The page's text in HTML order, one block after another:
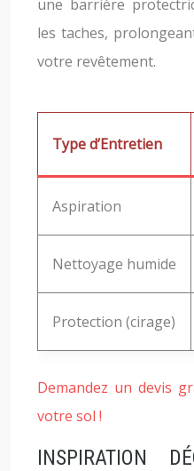
une barrière
les taches,
votre revêtement.
Type d’Entretien
Aspiration
Nettoyage humide
Protection (cirage)
Demandez un devis
votre sol !
INSPIRATION